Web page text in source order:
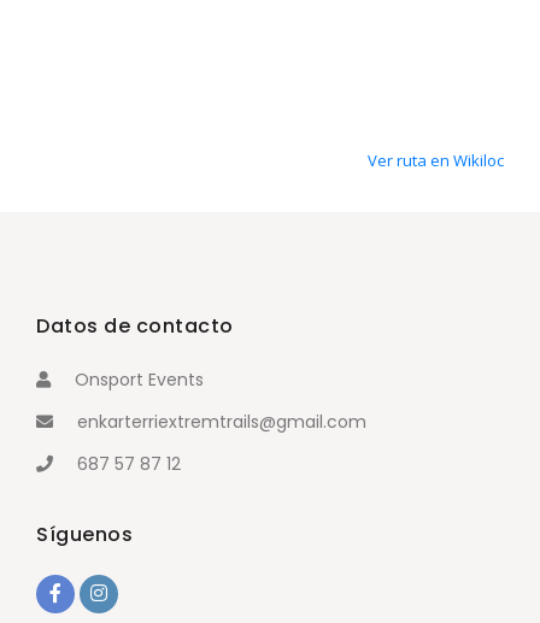
Ver ruta en Wikiloc
Datos de contacto
Onsport Events
enkarterriextremtrails@gmail.com
687 57 87 12
Síguenos